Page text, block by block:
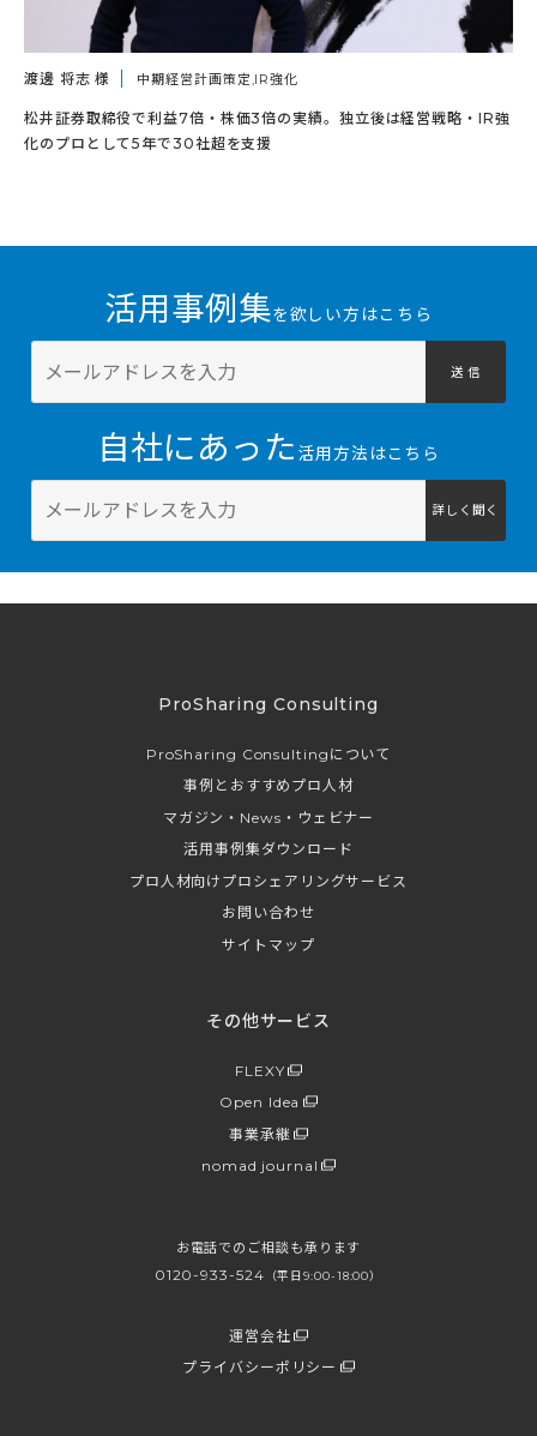
渡邊 将志 様 中期経営計画策定,IR強化
松井証券取締役で利益7倍・株価3倍の実績。独立後は経営戦略・IR強
化のプロとして5年で30社超を支援
活用事例集を欲しい方はこちら
送 信
自社にあった 活用方法はこちら
詳しく聞く
ProSharing Consulting
ProSharing Consultingについて
事例とおすすめプロ人材
マガジン・News・ウェビナー
活用事例集ダウンロード
プロ人材向けプロシェアリングサービス
お問い合わせ
サイトマップ
その他サービス
FLEXY
Open Idea
事業承継
nomad journal
お電話でのご相談も承ります
0120-933-524 （平日9:00-18:00）
運営会社
プライバシーポリシー